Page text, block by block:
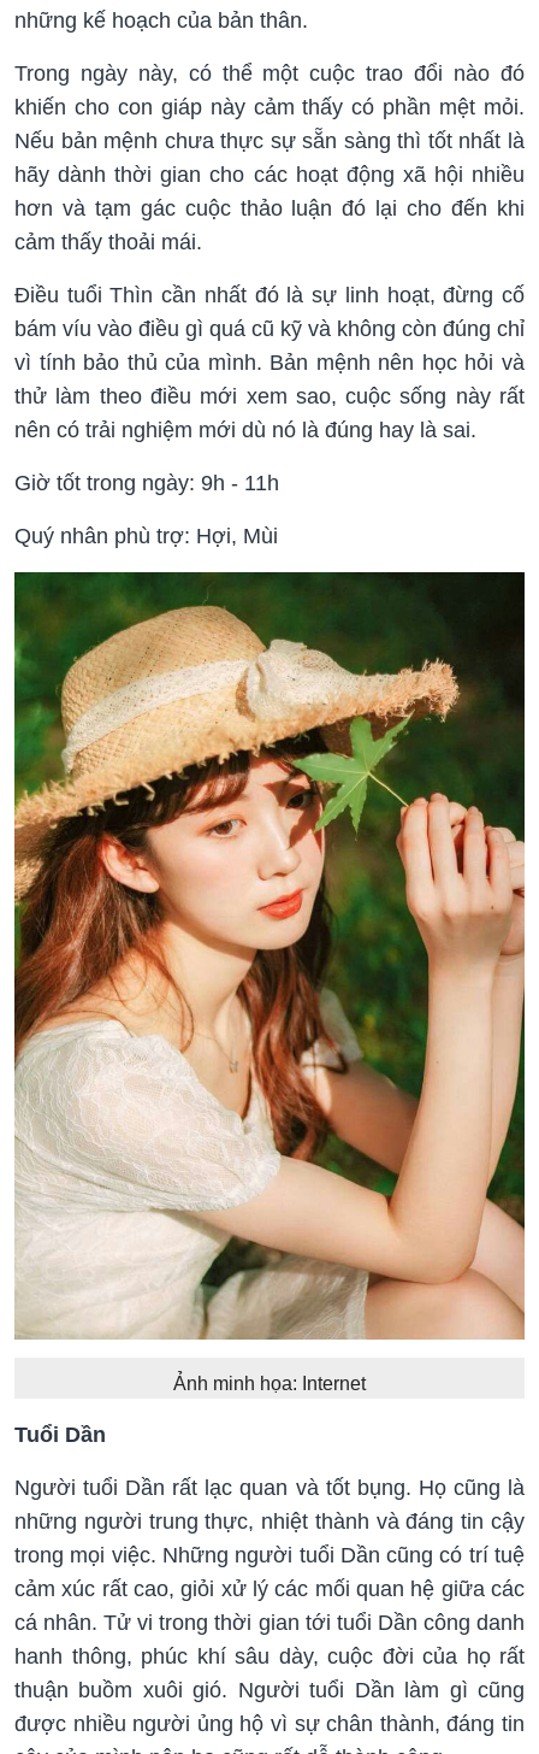
những kế hoạch của bản thân.
Trong ngày này, có thể một cuộc trao đổi nào đó
khiến cho con giáp này cảm thấy có phần mệt mỏi.
Nếu bản mệnh chưa thực sự sẵn sàng thì tốt nhất là
hãy dành thời gian cho các hoạt động xã hội nhiều
hơn và tạm gác cuộc thảo luận đó lại cho đến khi
cảm thấy thoải mái.
Điều tuổi Thìn cần nhất đó là sự linh hoạt, đừng cố
bám víu vào điều gì quá cũ kỹ và không còn đúng chỉ
vì tính bảo thủ của mình. Bản mệnh nên học hỏi và
thử làm theo điều mới xem sao, cuộc sống này rất
nên có trải nghiệm mới dù nó là đúng hay là sai.
Giờ tốt trong ngày: 9h - 11h
Quý nhân phù trợ: Hợi, Mùi
Ảnh minh họa: Internet
Tuổi Dần
Người tuổi Dần rất lạc quan và tốt bụng. Họ cũng là
những người trung thực, nhiệt thành và đáng tin cậy
trong mọi việc. Những người tuổi Dần cũng có trí tuệ
cảm xúc rất cao, giỏi xử lý các mối quan hệ giữa các
cá nhân. Tử vi trong thời gian tới tuổi Dần công danh
hanh thông, phúc khí sâu dày, cuộc đời của họ rất
thuận buồm xuôi gió. Người tuổi Dần làm gì cũng
được nhiều người ủng hộ vì sự chân thành, đáng tin